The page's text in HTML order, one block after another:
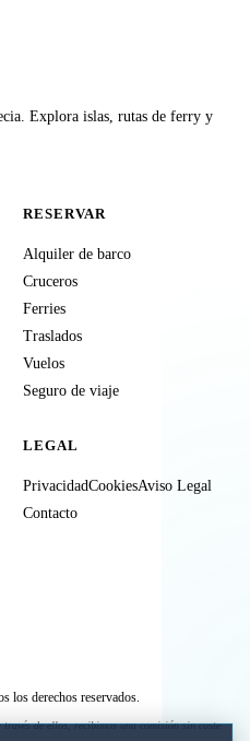
Explora islas, rutas de ferry y
RESERVAR
Alquiler de barco
Cruceros
Ferries
Traslados
Vuelos
Seguro de viaje
LEGAL
PrivacidadCookiesAviso Legal
Contacto
los derechos reservados.
de ellos, recibimos una comisión sin coste